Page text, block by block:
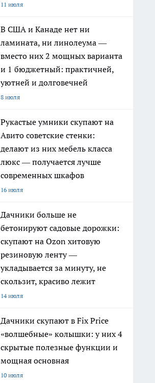
11 июля
В США и Канаде нет ни
ламината, ни линолеума —
вместо них 2 мощных варианта
и 1 бюджетный: практичней,
уютней и долговечней
8 июля
Рукастые умники скупают на
Авито советские стенки:
делают из них мебель класса
люкс — получается лучше
современных шкафов
16 июля
Дачники больше не
бетонируют садовые дорожки:
скупают на Ozon хитовую
резиновую ленту —
укладывается за минуту, не
скользит, красиво лежит
14 июля
Дачники скупают в Fix Price
«волшебные» колышки: у них 4
скрытые полезные функции и
мощная основная
10 июля